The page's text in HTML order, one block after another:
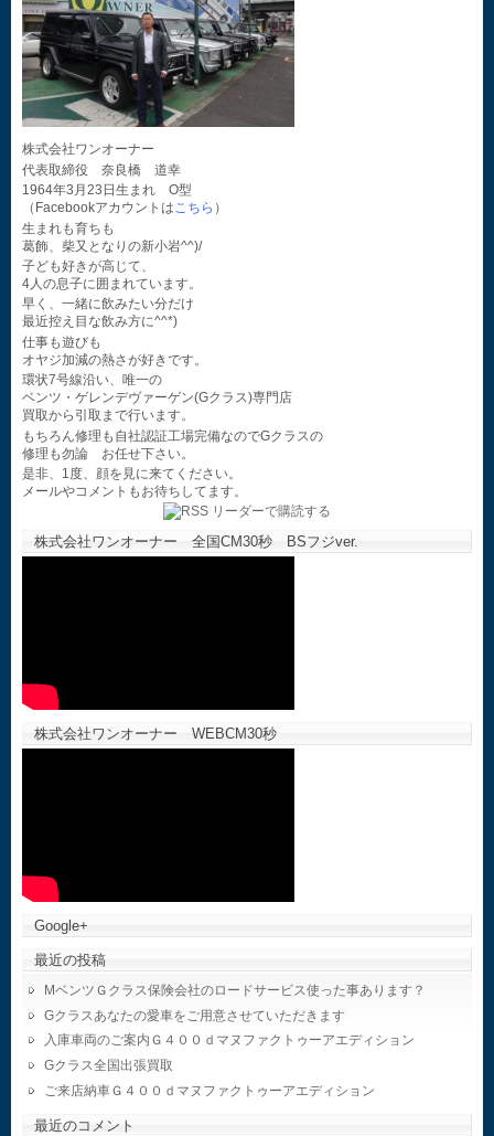
株式会社ワンオーナー
代表取締役 奈良橋 道幸
1964年3月23日生まれ O型
（Facebookアカウントはこちら ）
生まれも育ちも
葛飾、柴又となりの新小岩^^)/
子ども好きが高じて、
4人の息子に囲まれています。
早く、一緒に飲みたい分だけ
最近控え目な飲み方に^^*)
仕事も遊びも
オヤジ加減の熱さが好きです。
環状7号線沿い、唯一の
ベンツ・ゲレンデヴァーゲン(Gクラス)専門店
買取から引取まで行います。
もちろん修理も自社認証工場完備なのでGクラスの
修理も勿論 お任せ下さい。
是非、1度、顔を見に来てください。
メールやコメントもお待ちしてます。
株式会社ワンオーナー 全国CM30秒 BSフジver.
株式会社ワンオーナー WEBCM30秒
Google+
最近の投稿
MベンツＧクラス保険会社のロードサービス使った事あります？
Gクラスあなたの愛車をご用意させていただきます
入庫車両のご案内Ｇ４００ｄマヌファクトゥーアエディション
Gクラス全国出張買取
ご来店納車Ｇ４００ｄマヌファクトゥーアエディション
最近のコメント